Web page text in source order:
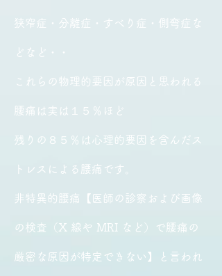
狭窄症・分離症・すべり症・側弯症な
どなど・・
これらの物理的要因が原因と思われる
腰痛は実は１５％ほど
残りの８５％は心理的要因を含んだス
トレスによる腰痛です。
非特異的腰痛【医師の診察および画像
の検査（X 線や MRI など）で腰痛の
厳密な原因が特定できない】と言われ